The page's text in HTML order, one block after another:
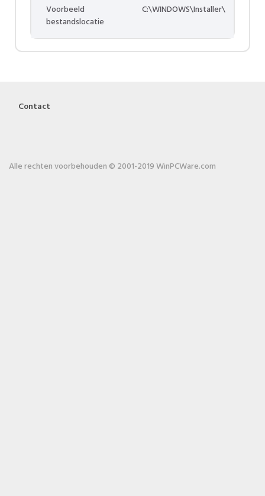
Voorbeeld
bestandslocatie
C:\WINDOWS\Installer\
Contact
Alle rechten voorbehouden © 2001-2019 WinPCWare.com